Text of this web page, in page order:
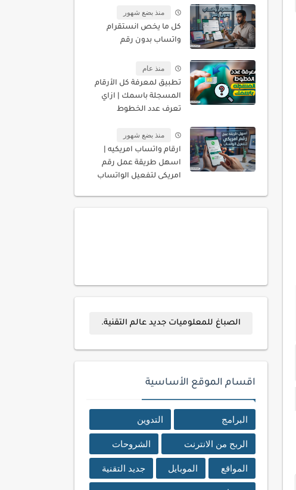
منذ بضع شهور
كل ما يخص انستقرام
واتساب بدون رقم
منذ عام
تطبيق لمعرفة كل الأرقام
المسجلة باسمك | ازاي
تعرف عدد الخطوط
منذ بضع شهور
ارقام واتساب امريكيه |
اسهل طريقة عمل رقم
امريكى لتفعيل الواتساب
الصباغ للمعلوميات جديد عالم التقنية.
اقسام الموقع الأساسية
البرامج التدوين
الربح من الانترنت الشروحات
المواقع الموبايل جديد التقنية